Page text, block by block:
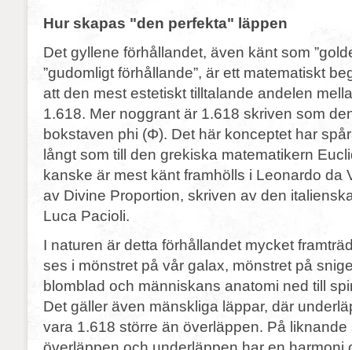
Hur skapas "den perfekta" läppen
Det gyllene förhållandet, även känt som
”gudomligt förhållande”, är ett matematiskt
att den mest estetiskt tilltalande andelen
1.618. Mer noggrant är 1.618 skriven som
bokstaven phi (Φ). Det här konceptet har
långt som till den grekiska matematikern
kanske är mest känt framhölls i Leonardo da
av Divine Proportion, skriven av den
Luca Pacioli.
I naturen är detta förhållandet mycket
ses i mönstret på vår galax, mönstret på
blomblad och människans anatomi ned till
Det gäller även mänskliga läppar, där
vara 1.618 större än överläppen. På liknande